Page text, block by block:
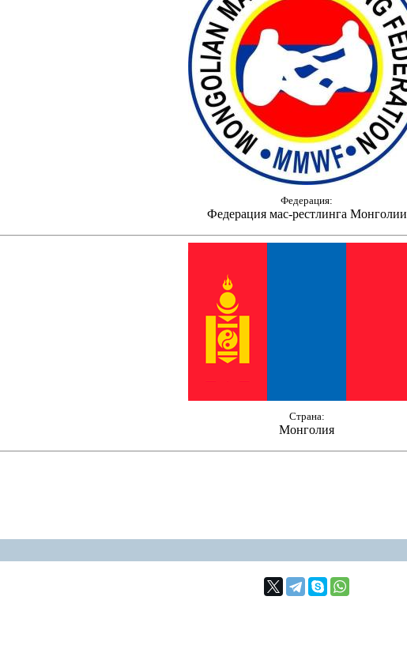
Федерация:
Федерация мас-рестлинга Монголии
Страна:
Монголия